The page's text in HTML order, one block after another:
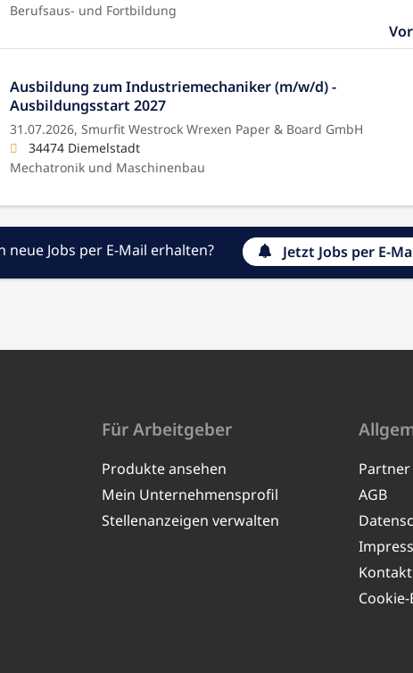
Berufsaus- und Fortbildung
Ausbildung zum Industriemechaniker (m/w/d) -
Ausbildungsstart 2027
31.07.2026, Smurfit Westrock Wrexen Paper & Board GmbH
34474 Diemelstadt
Mechatronik und Maschinenbau
neue Jobs per E-Mail erhalten? Jetzt Jobs per E-
Für Arbeitgeber
Produkte ansehen
Mein Unternehmensprofil
Stellenanzeigen verwalten
Partner
AGB